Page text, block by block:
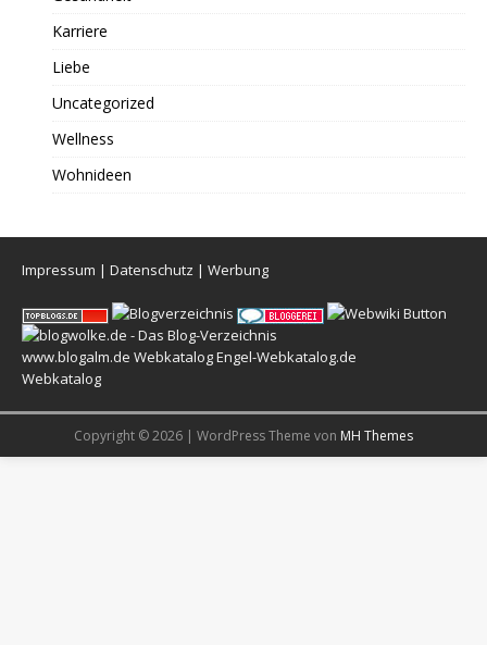
Karriere
Liebe
Uncategorized
Wellness
Wohnideen
Impressum | Datenschutz | Werbung
www.blogalm.de WebkatalogEngel-Webkatalog.de
Webkatalog
Copyright © 2026 | WordPress Theme von MH Themes